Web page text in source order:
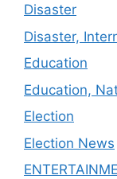
Disaster
Disaster,
Education
Education,
Election
Election News